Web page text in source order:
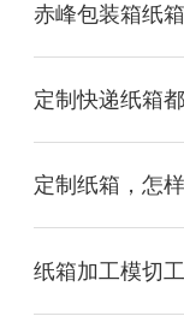
赤峰包装箱纸
定制快递纸箱